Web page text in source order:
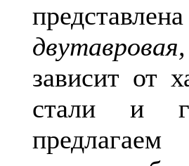
двутавровая,
зависит от
стали и